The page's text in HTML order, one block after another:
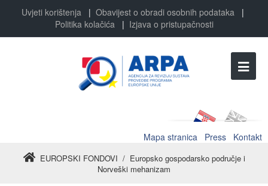
Uvjeti korištenja | Obavijest o obradi osobnih podataka |
Politika kolačića| Izjava o pristupačnosti
Mapa stranica Press Kontakt
EUROPSKI FONDOVI / Europsko gospodarsko područje i
Norveški mehanizam